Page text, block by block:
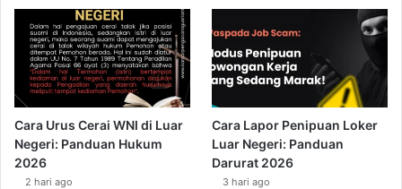
Cara Urus Cerai WNI di Luar
Negeri: Panduan Hukum
2026
2 hari ago
Cara Lapor Penipuan Loker
Luar Negeri: Panduan
Darurat 2026
3 hari ago